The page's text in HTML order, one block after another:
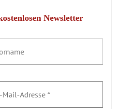
Newsletter